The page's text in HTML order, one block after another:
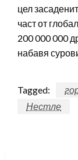
цел
част от
200 000 000
набавя
Tagged:
Нестле